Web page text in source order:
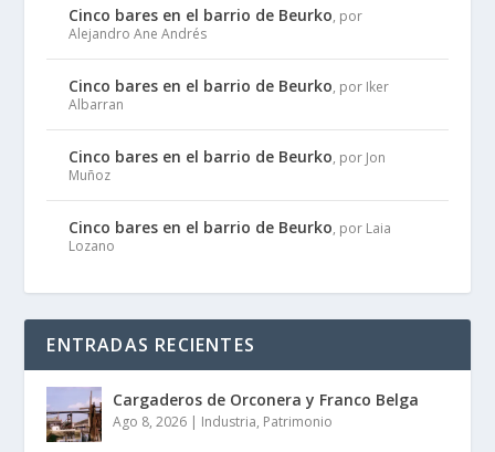
Cinco bares en el barrio de Beurko, por
Alejandro Ane Andrés
Cinco bares en el barrio de Beurko, por Iker
Albarran
Cinco bares en el barrio de Beurko, por Jon
Muñoz
Cinco bares en el barrio de Beurko, por Laia
Lozano
ENTRADAS RECIENTES
Cargaderos de Orconera y Franco Belga
Ago 8, 2026 | Industria, Patrimonio